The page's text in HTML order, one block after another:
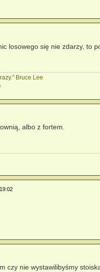
losowego się nie zdarzy, to
Bruce Lee
albo z fortem.
czy nie wystawilibyśmy